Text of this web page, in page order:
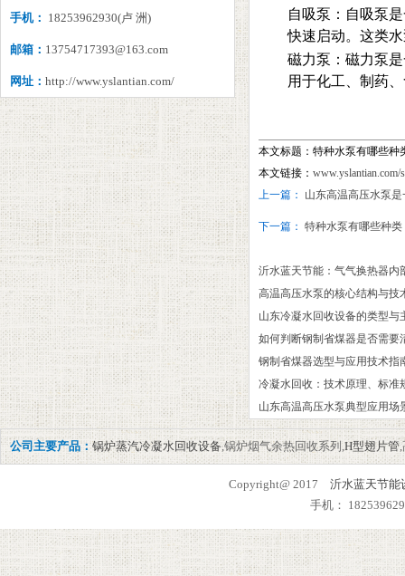
手机： 18253962930(卢 洲)
邮箱： 13754717393@163.com
网址： http://www.yslantian.com/
自吸泵：自吸泵
快速启动。这类
磁力泵：磁力泵
用于化工、制药
本文标题：特种水泵有哪些种
本文链接： www.yslantian.com/
上一篇：
山东高温高压水泵
下一篇： 特种水泵有哪些种类
沂水蓝天节能：气气换热器内
高温高压水泵的核心结构与技
山东冷凝水回收设备的类型与
如何判断钢制省煤器是否需要
钢制省煤器选型与应用技术指
冷凝水回收：技术原理、标准
山东高温高压水泵典型应用场
公司主要产品：锅炉蒸汽冷凝水回收设备,锅炉烟气余热回收系列,H型翅片管
Copyright@ 2017 沂水蓝天节能
手机：